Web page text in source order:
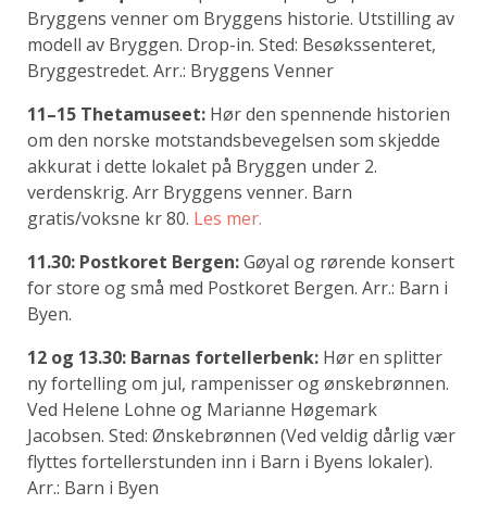
Bryggens venner om Bryggens historie. Utstilling av
modell av Bryggen. Drop-in. Sted: Besøkssenteret,
Bryggestredet. Arr.: Bryggens Venner
11–15 Thetamuseet: Hør den spennende historien
om den norske motstandsbevegelsen som skjedde
akkurat i dette lokalet på Bryggen under 2.
verdenskrig. Arr Bryggens venner. Barn
gratis/voksne kr 80. Les mer.
11.30: Postkoret Bergen:Gøyal og rørende konsert
for store og små med Postkoret Bergen. Arr.: Barn i
Byen.
12 og 13.30: Barnas fortellerbenk: Hør en splitter
ny fortelling om jul, rampenisser og ønskebrønnen.
Ved Helene Lohne og Marianne Høgemark
Jacobsen. Sted: Ønskebrønnen (Ved veldig dårlig vær
flyttes fortellerstunden inn i Barn i Byens lokaler).
Arr.: Barn i Byen